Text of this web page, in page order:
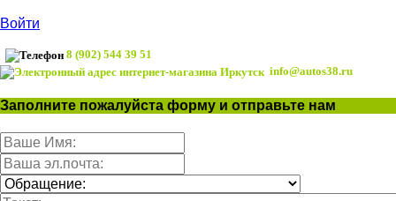
Войти
8 (902) 544 39 51
info@autos38.ru
Заполните пожалуйста форму и отправьте нам